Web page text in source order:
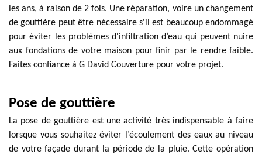
les ans, à raison de 2 fois. Une réparation, voire un changement
de gouttière peut être nécessaire s'il est beaucoup endommagé
pour éviter les problèmes d'infiltration d’eau qui peuvent nuire
aux fondations de votre maison pour finir par le rendre faible.
Faites confiance à G David Couverture pour votre projet.
Pose de gouttière
La pose de gouttière est une activité très indispensable à faire
lorsque vous souhaitez éviter l’écoulement des eaux au niveau
de votre façade durant la période de la pluie. Cette opération